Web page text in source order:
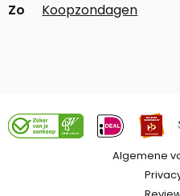
Zo
Koopzondagen
Algemene